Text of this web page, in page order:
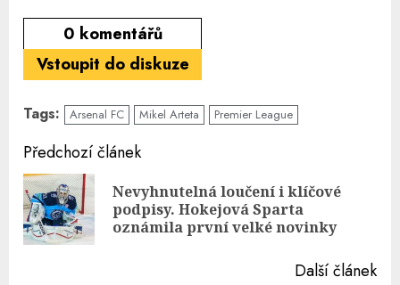
0 komentářů
Vstoupit do diskuze
Tags: Arsenal FC Mikel Arteta Premier League
Continue
Reading
Předchozí článek
Nevyhnutelná loučení i klíčové
podpisy. Hokejová Sparta
oznámila první velké novinky
Další článek